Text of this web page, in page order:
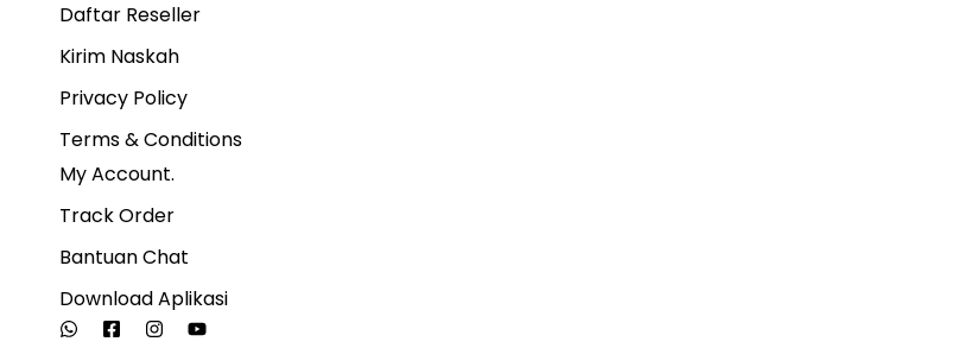
Daftar Reseller
Kirim Naskah
Privacy Policy
Terms & Conditions
My Account.
Track Order
Bantuan Chat
Download Aplikasi